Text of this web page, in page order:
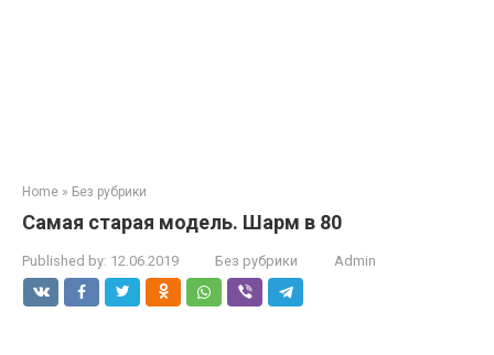
Home » Без рубрики
Самая старая модель. Шарм в 80
Published by: 12.06.2019 Без рубрики Admin